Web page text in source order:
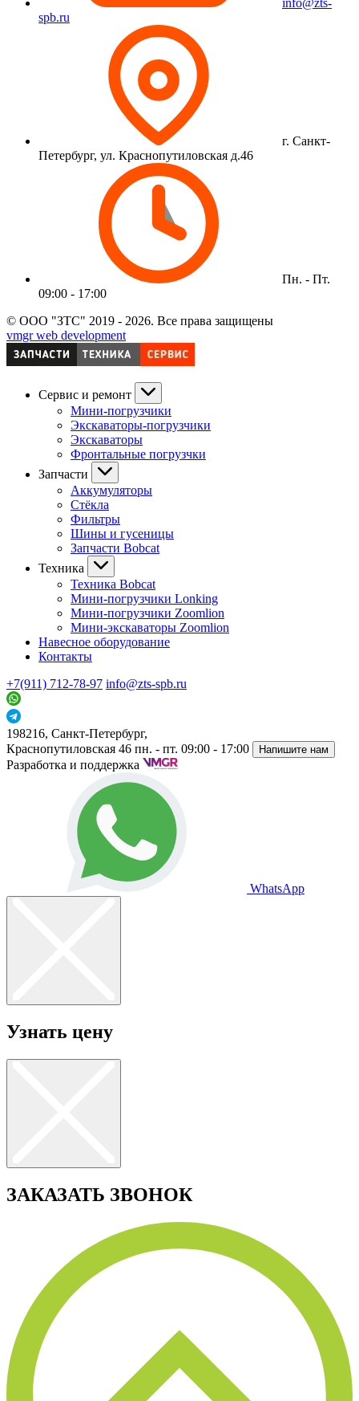
info@zts-
spb.ru
г. Санкт-
Петербург, ул. Краснопутиловская д.46
Пн. - Пт.
09:00 - 17:00
© ООО "ЗТС" 2019 - 2026. Все права защищены
vmgr web development
Сервис и ремонт
Мини-погрузчики
Экскаваторы-погрузчики
Экскаваторы
Фронтальные погрузчки
Запчасти
Аккумуляторы
Стёкла
Фильтры
Шины и гусеницы
Запчасти Bobcat
Техника
Техника Bobcat
Мини-погрузчики Lonking
Мини-погрузчики Zoomlion
Мини-экскаваторы Zoomlion
Навесное оборудование
Контакты
+7(911) 712-78-97 info@zts-spb.ru
198216, Санкт-Петербург,
Краснопутиловская 46 пн. - пт. 09:00 - 17:00 Напишите нам
Разработка и поддержка
WhatsApp
Узнать цену
ЗАКАЗАТЬ ЗВОНОК